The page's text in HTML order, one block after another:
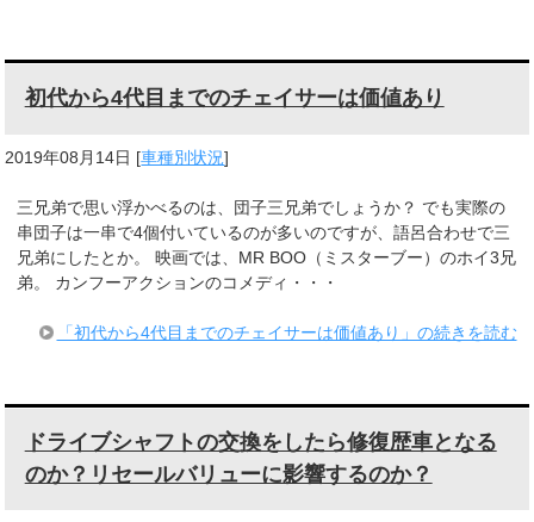
初代から4代目までのチェイサーは価値あり
2019年08月14日 [車種別状況]
三兄弟で思い浮かべるのは、団子三兄弟でしょうか？ でも実際の
串団子は一串で4個付いているのが多いのですが、語呂合わせで三
兄弟にしたとか。 映画では、MR BOO（ミスターブー）のホイ3兄
弟。 カンフーアクションのコメディ・・・
「初代から4代目までのチェイサーは価値あり」の続きを読む
ドライブシャフトの交換をしたら修復歴車となる
のか？リセールバリューに影響するのか？